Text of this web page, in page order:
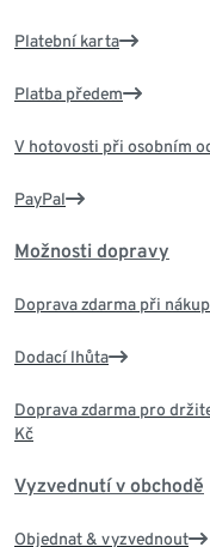
Platební karta
Platba předem
V hotovosti při osobním
PayPal
Možnosti dopravy
Doprava zdarma při
Dodací lhůta
Doprava zdarma pro
Kč
Vyzvednutí v obchodě
Objednat & vyzvednout